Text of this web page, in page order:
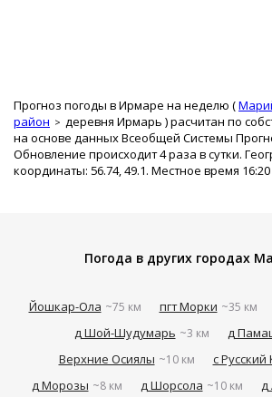
Прогноз погоды в Ирмаре на неделю (
район
деревня Ирмарь ) расчитан по
на основе данных Всеобщей Системы
Обновление происходит 4 раза в сутки.
координаты: 56.74, 49.1. Местное время 16:20
Погода в других городах
Йошкар-Ола ~75 км пгт Морки ~35 км
д Шой-Шудумарь ~3 км д
Верхние Осиялы ~10 км с Русский
д Морозы ~8 км д Шорсола ~10 км д